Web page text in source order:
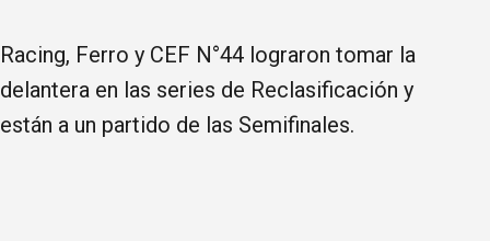
Racing, Ferro y CEF N°44 lograron tomar la
delantera en las series de Reclasificación y
están a un partido de las Semifinales.